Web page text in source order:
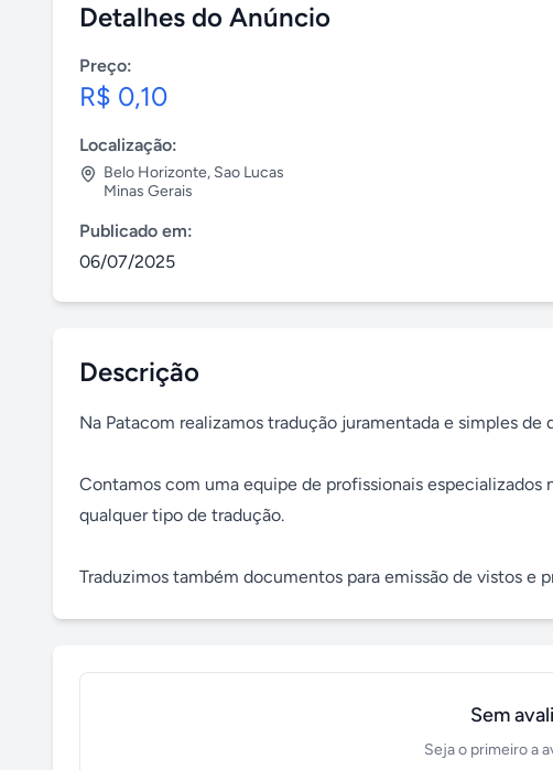
Detalhes do Anúncio
Preço:
R$ 0,10
Localização:
Belo Horizonte, Sao Lucas
Minas Gerais
Publicado em:
06/07/2025
Descrição
Na Patacom realizamos tradução juramentada e simples
Contamos com uma equipe de profissionais
qualquer tipo de tradução.
Traduzimos também documentos para emissão de vistos e
Sem
Seja o primeiro a